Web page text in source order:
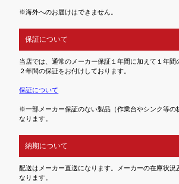
※海外へのお届けはできません。
保証について
当店では、通常のメーカー保証１年間に加えて１年間
２年間の保証をお付けしております。
保証について
※一部メーカー保証のない製品（作業台やシンク等の
なります。
納期について
配送はメーカー直送になります。メーカーの在庫状況
なります。